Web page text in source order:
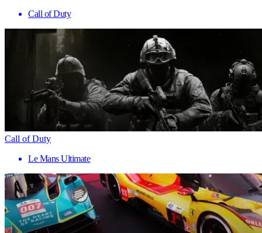
Call of Duty
Call of Duty
Le Mans Ultimate